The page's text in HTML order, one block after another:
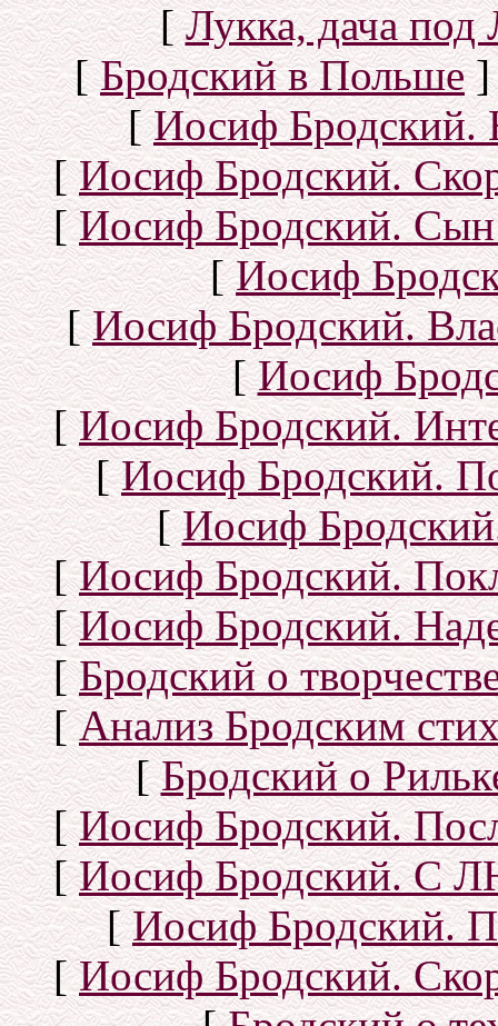
[Лукка, дача под
[Бродский в Польше]
[Иосиф Бродский.
[Иосиф Бродский.
[Иосиф Бродский.
[Иосиф
[Иосиф Бродский.
[Иосиф
[Иосиф Бродский.
[Иосиф Бродский.
[Иосиф
[Иосиф Бродский.
[Иосиф Бродский.
[Бродский о
[Анализ Бродским
[Бродский о
[Иосиф Бродский.
[Иосиф Бродский. С
[Иосиф Бродский.
[Иосиф Бродский.